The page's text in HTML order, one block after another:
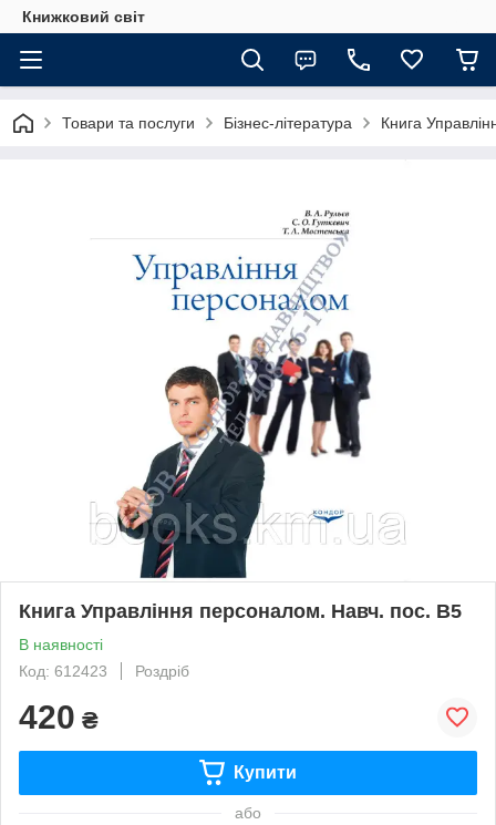
Книжковий світ
Товари та послуги Бізнес-література Книга
Книга Управління персоналом. Навч. пос. В5
В наявності
Код: 612423
Роздріб
420 ₴
Купити
або